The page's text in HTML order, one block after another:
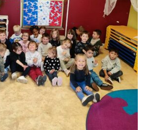
_
1
1
3
7
5
7